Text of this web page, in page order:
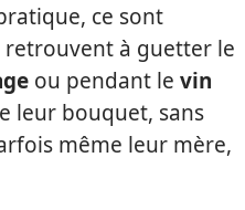
ce sont
à guetter le
ou pendant le vin
leur bouquet, sans
même leur mère,